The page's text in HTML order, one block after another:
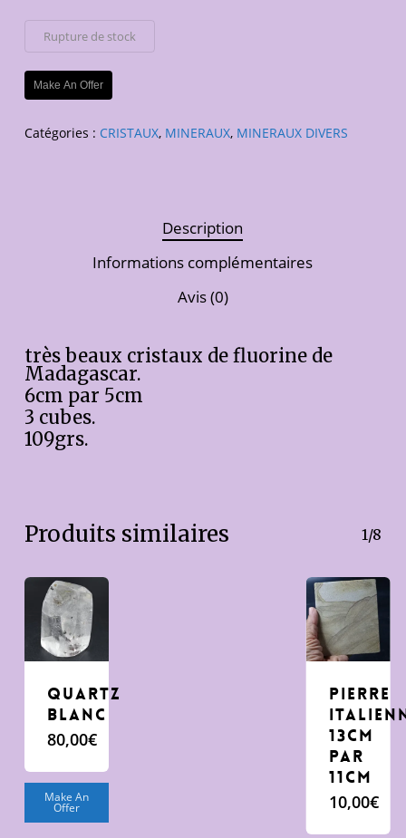
Rupture de stock
Make An Offer
Catégories : CRISTAUX, MINERAUX, MINERAUX DIVERS
Description
Informations complémentaires
Avis (0)
très beaux cristaux de fluorine de
Madagascar.
6cm par 5cm
3 cubes.
109grs.
Produits similaires 1/8
Quartz
Blanc
80,00€
Make An
Offer
pierre
13cm
par
11cm
10,00€